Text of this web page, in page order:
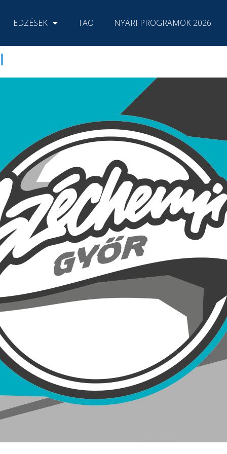
EDZÉSEK TAO NYÁRI PROGRAMOK 2026